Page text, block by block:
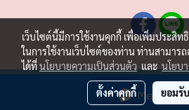
Message
ผู้เข้าชมวันนี้
เว็บไซต์นี้มีการใช้งานคุกกี้ เพื่อเพิ่มประสิ
ในการใช้งานเว็บไซต์ของท่าน ท่านสามาร
ได้ที่นโยบายความเป็นส่วนตัว และ นโยบ
ตั้งค่าคุกกี้ ยอมรั